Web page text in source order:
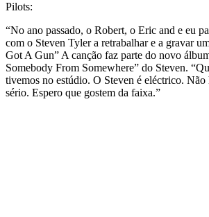
Pilots:
“No ano passado, o Robert, o Eric and e eu
com o Steven Tyler a retrabalhar e a gravar
Got A Gun” A canção faz parte do novo
Somebody From Somewhere” do Steven.
tivemos no estúdio. O Steven é eléctrico. Não
sério. Espero que gostem da faixa.”